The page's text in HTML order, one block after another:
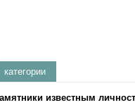
категории
известным